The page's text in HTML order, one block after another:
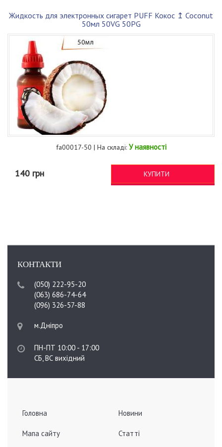
Жидкость для электронных сигарет PUFF Кокос ↥ Coconut
50мл 50VG 50PG
fa00017-50 | На складі: У наявності
140 грн КУПИТИ
КОНТАКТИ
(050) 222-95-20
(063) 686-74-64
(096) 326-57-88
м.Дніпро
ПН-ПТ 10:00 - 17:00
СБ, ВС вихідний
Головна
Мапа сайту
Новини
Статті